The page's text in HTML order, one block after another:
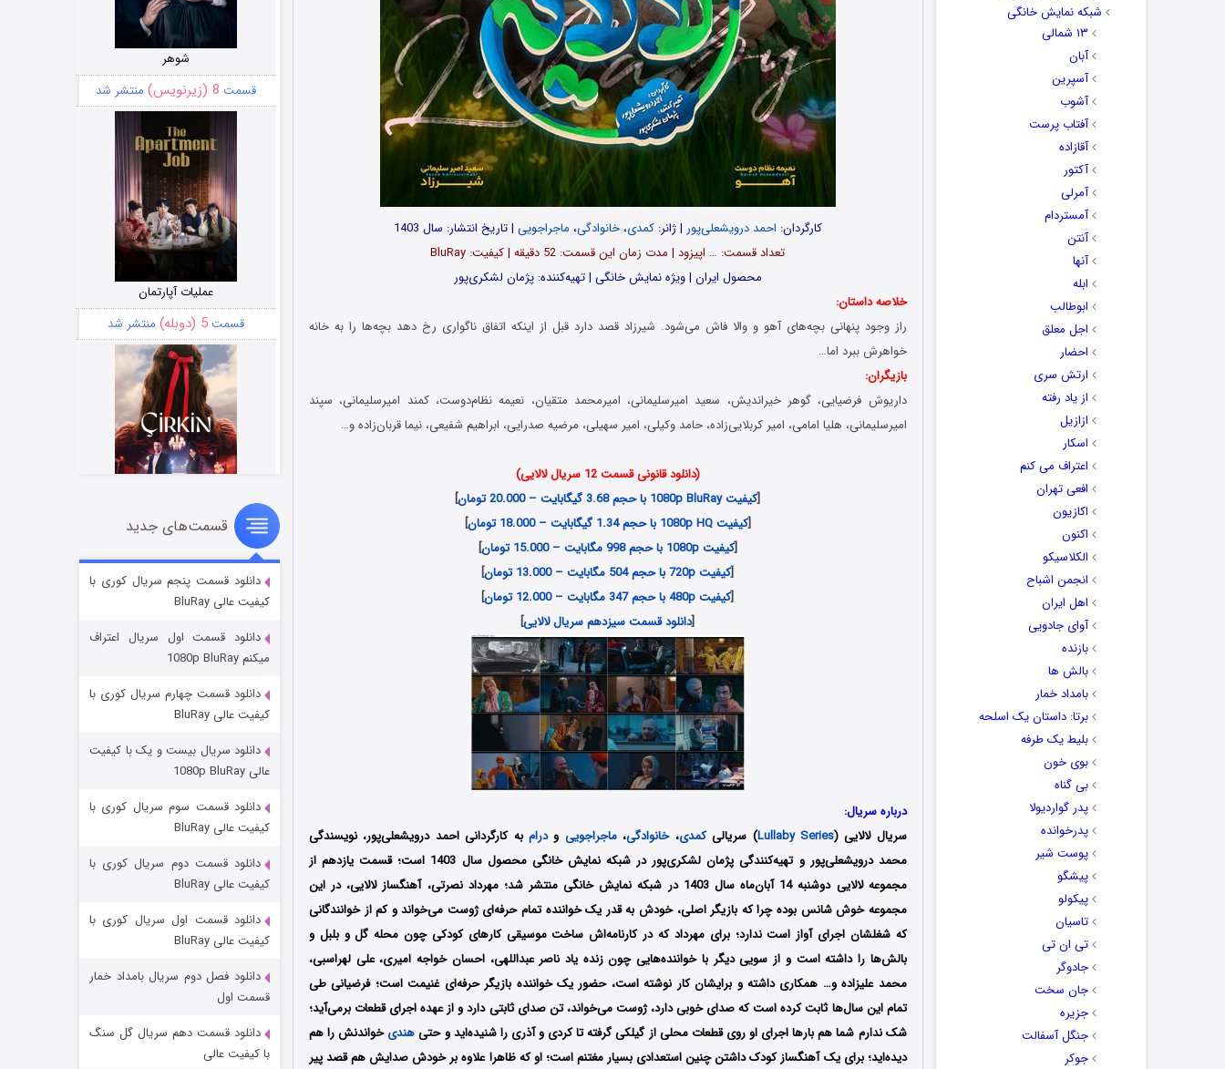
شبکه نمایش خانگی
۱۳ شمالی
آبان
آسپرین
آشوب
آفتاب پرست
آقازاده
آکتور
آمرلی
آمستردام
آنتن
آنها
ابله
ابوطالب
اجل معلق
احضار
ارتش سری
از یاد رفته
ازازیل
اسکار
اعتراف می کنم
افعی تهران
اکازیون
اکنون
الکلاسیکو
انجمن اشباح
اهل ایران
آوای جادویی
بازنده
بالش ها
بامداد خمار
برتا: داستان یک اسلحه
بلیط یک‌‌ طرفه
بوی خون
بی گناه
پدر گواردیولا
پدرخوانده
پوست شیر
پیشگو
پیکولو
تاسیان
تی ان تی
جادوگر
جان سخت
جزیره
جنگل آسفالت
جوکر
کارگردان: احمد درویشعلی‌پور | ژانر:کمدی،خانوادگی، ماجراجویی | تاریخ انتشار: سال 1403
تعداد قسمت‌: … اپیزود | مدت زمان این قسمت: 52 دقیقه | کیفیت: BluRay
محصول ایران | ویژه نمایش خانگی | تهیه‌کننده: پژمان لشکری‌پور
خلاصه داستان:
راز وجود پنهانی بچه‌های آهو و والا فاش می‌شود. شیرزاد قصد دارد قبل از اینکه اتفاق ناگواری رخ دهد بچه‌ها را به خانه
خواهرش ببرد اما…
بازیگران:
داریوش فرضیایی، گوهر خیراندیش، سعید امیرسلیمانی، امیرمحمد متقیان، نعیمه نظام‌دوست، کمند امیرسلیمانی، سپند
امیرسلیمانی، هلیا امامی، امیر کربلایی‌زاده، حامد وکیلی، امیر سهیلی، مرضیه صدرایی، ابراهیم شفیعی، نیما قربان‌زاده و…
(دانلود قانونی قسمت 12 سریال لالایی)
[کیفیت 1080p BluRay با حجم 3.68 گیگابایت – 20.000 تومان
]
[کیفیت 1080p HQ با حجم 1.34 گیگابایت – 18.000 تومان
]
[کیفیت 1080p با حجم 998 مگابایت – 15.000 تومان
]
[کیفیت 720p با حجم 504 مگابایت – 13.000 تومان
]
[کیفیت 480p با حجم 347 مگابایت – 12.000 تومان
]
[دانلود قسمت سیزدهم سریال لالایی]
درباره سریال:
سریال لالایی (Lullaby Series) سریالیکمدی،خانوادگی،ماجراجویی ودرامبه کارگردانی احمد درویشعلی‌پور، نویسندگی
محمد درویشعلی‌پور و تهیه‌کنندگی پژمان لشکری‌پور در شبکه نمایش خانگی محصول سال 1403 است؛ قسمت یازدهم از
مجموعه لالایی دوشنبه 14 آبان‌ماه سال 1403 در شبکه نمایش خانگی منتشر شد؛ مهرداد نصرتی، آهنگساز لالایی، در این
مجموعه خوش شانس بوده چرا که بازیگر اصلی، خودش به قدر یک خواننده تمام حرفه‌ای ژوست می‌خواند و کم از خوانندگانی
که شغلشان اجرای آواز است ندارد؛ برای مهرداد که در کارنامه‌اش ساخت موسیقی کارهای کودکی چون محله گل و بلبل و
بالش‌ها را داشته است و از سویی دیگر با خواننده‌هایی چون زنده یاد ناصر عبداللهی، احسان خواجه امیری، علی لهراسبی،
محمد علیزاده و… همکاری داشته و برایشان کار نوشته است، حضور یک خواننده بازیگر حرفه‌ای غنیمت است؛ فرضیانی طی
تمام این سال‌ها ثابت کرده است که صدای خوبی دارد، ژوست می‌خواند، تن صدای ثابتی دارد و از عهده اجرای قطعات برمی‌آید؛
شک ندارم شما هم بارها اجرای او روی قطعات محلی از گیلکی گرفته تا کردی و آذری را شنیده‌اید و حتیهندیخواندنش را هم
دیده‌اید؛ برای یک آهنگساز کودک داشتن چنین استعدادی بسیار مغتنم است؛ او که ظاهرا علاوه بر خودش صدایش هم قصد پیر
شوهر
قسمت 8 (زیرنویس) منتشر شد
عملیات آپارتمان
قسمت5 (دوبله) منتشر شد
سریال زشت
قسمت2 (زیرنویس) منتشر شد
مردگان متحرک: شهر مرده ۳
شکست استوارت در نجات جهان
قسمت 7 (زیرنویس) منتشر شد
قسمت‌های جدید
دانلود قسمت پنجم سریال کوری با
کیفیت عالی BluRay
دانلود قسمت اول سریال اعتراف
میکنم 1080p BluRay
دانلود قسمت چهارم سریال کوری با
کیفیت عالی BluRay
دانلود سریال بیست و یک با کیفیت
عالی 1080p BluRay
دانلود قسمت سوم سریال کوری با
کیفیت عالی BluRay
دانلود قسمت دوم سریال کوری با
کیفیت عالی BluRay
دانلود قسمت اول سریال کوری با
کیفیت عالی BluRay
دانلود فصل دوم سریال بامداد خمار
قسمت اول
دانلود قسمت دهم سریال گل سنگ
با کیفیت عالی